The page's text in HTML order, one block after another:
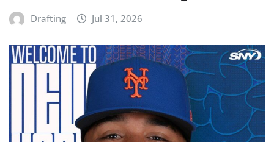
Drafting Jul 31, 2026